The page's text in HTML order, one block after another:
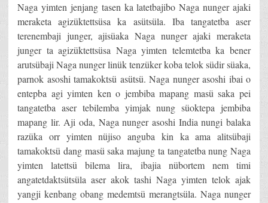
Naga yimten jenjang tasen ka latetbajibo Naga nunger ajaki
meraketa agizüktettsüsa ka asütsüla. Iba tangatetba aser
terenembaji junger, ajisüaka Naga nunger ajaki meraketa
junger ta agizüktettsüsa Naga yimten telemtetba ka bener
arutsübaji Naga nunger linük tenzüker koba telok südir süaka,
parnok asoshi tamakoktsü asütsü. Naga nunger asoshi ibai o
entepba agi yimten ken o jembiba mapang masü saka pei
tangatetba aser tebilemba yimjak nung süoktepa jembiba
mapang lir. Aji oda, Naga nunger asoshi India nungi balaka
razüka orr yimten nüjiso anguba kin ka ama alitsübaji
tamakoktsü dang masü saka majung ta tangatetba nung Naga
yimten latettsü bilema lira, ibajia nübortem nem timi
angatetdaktsütsüla aser akok tashi Naga yimten telok ajak
yangji kenbang obang medemtsü merangtsüla. Naga nunger